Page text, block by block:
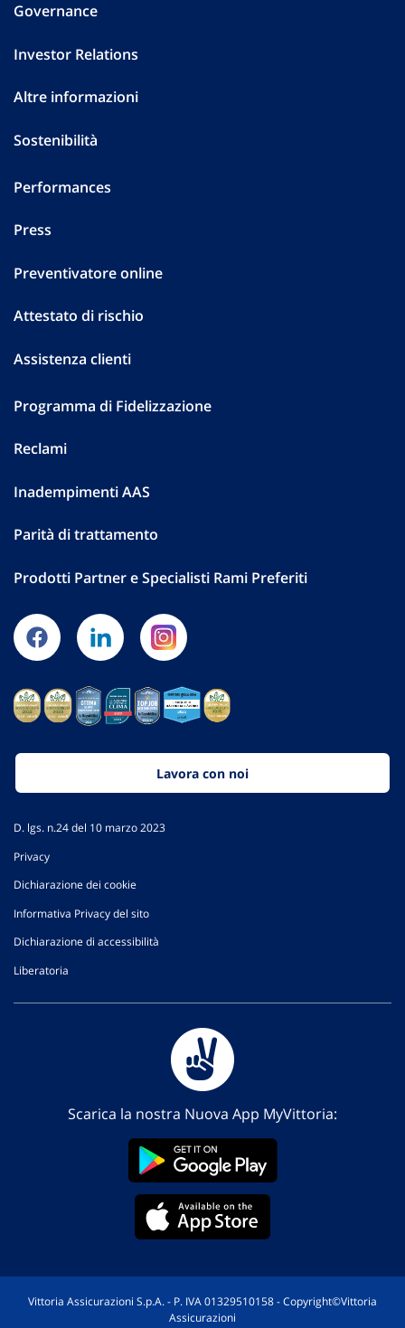
Governance
Investor Relations
Altre informazioni
Sostenibilità
Performances
Press
Preventivatore online
Attestato di rischio
Assistenza clienti
Programma di Fidelizzazione
Reclami
Inadempimenti AAS
Parità di trattamento
Prodotti Partner e Specialisti Rami Preferiti
Lavora con noi
D. lgs. n.24 del 10 marzo 2023
Privacy
Dichiarazione dei cookie
Informativa Privacy del sito
Dichiarazione di accessibilità
Liberatoria
Scarica la nostra Nuova App MyVittoria:
Vittoria Assicurazioni S.p.A. - P. IVA 01329510158 - Copyright©Vittoria
Assicurazioni